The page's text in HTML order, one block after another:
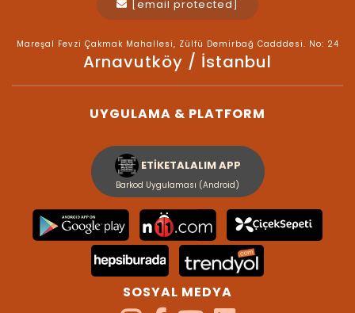
[email protected]
Mareşal Fevzi Çakmak Mahallesi, Zülfü Demirbağ Cadddesi. No: 24
Arnavutköy / İstanbul
UYGULAMA & PLATFORM
ETİKETALALIM APP
Barkod Uygulaması (Android)
SOSYAL MEDYA